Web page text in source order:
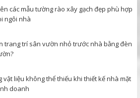
các mẫu tường rào xây gạch đẹp phù hợp
ngôi nhà
trang trí sân vườn nhỏ trước nhà bằng đèn
vật liệu không thể thiếu khi thiết kế nhà mặt
doanh